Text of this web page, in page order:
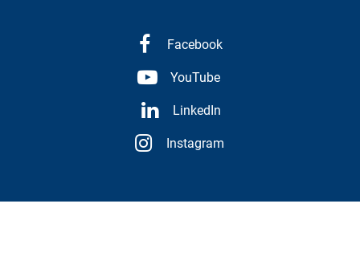
Facebook
YouTube
LinkedIn
Instagram